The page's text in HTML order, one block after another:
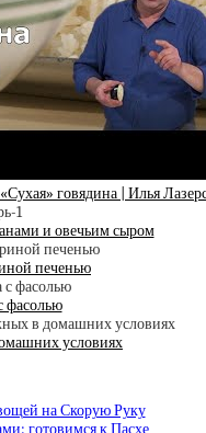
говядина | Илья
и овечьим сыром
печенью
фасолью
условиях
на Скорую Руку
готовимся к Пасхе